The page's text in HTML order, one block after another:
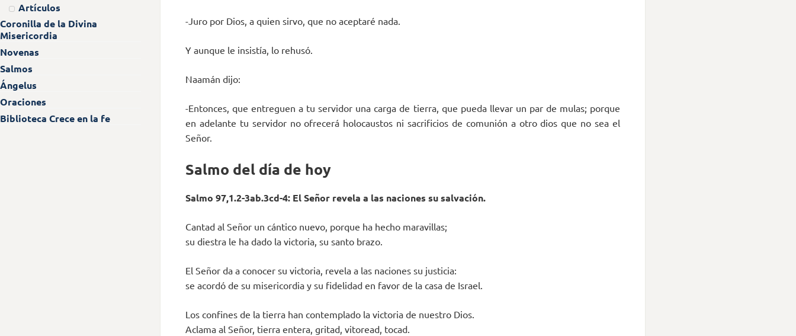
Artículos
Coronilla de la Divina
Misericordia
Novenas
Salmos
Ángelus
Oraciones
Biblioteca Crece en la fe
-Juro por Dios, a quien sirvo, que no aceptaré nada.
Y aunque le insistía, lo rehusó.
Naamán dijo:
-Entonces, que entreguen a tu servidor una carga de tierra, que pueda llevar un par de mulas; porque
en adelante tu servidor no ofrecerá holocaustos ni sacrificios de comunión a otro dios que no sea el
Señor.
Salmo del día de hoy
Salmo 97,1.2-3ab.3cd-4: El Señor revela a las naciones su salvación.
Cantad al Señor un cántico nuevo, porque ha hecho maravillas;
su diestra le ha dado la victoria, su santo brazo.
El Señor da a conocer su victoria, revela a las naciones su justicia:
se acordó de su misericordia y su fidelidad en favor de la casa de Israel.
Los confines de la tierra han contemplado la victoria de nuestro Dios.
Aclama al Señor, tierra entera, gritad, vitoread, tocad.